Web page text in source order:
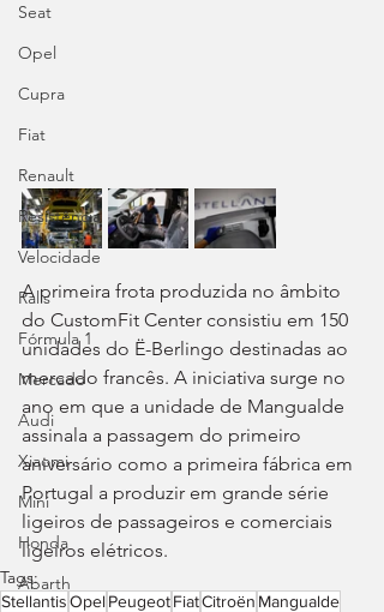
Seat
Opel
Cupra
Fiat
Renault
Resistência
Velocidade
Ralis
Fórmula 1
Mercado
Audi
Xiaomi
Mini
Honda
Abarth
A primeira frota produzida no âmbito
do CustomFit Center consistiu em 150
unidades do Ë-Berlingo destinadas ao
mercado francês. A iniciativa surge no
ano em que a unidade de Mangualde
assinala a passagem do primeiro
aniversário como a primeira fábrica em
Portugal a produzir em grande série
ligeiros de passageiros e comerciais
ligeiros elétricos.
Tags:
StellantisOpel PeugeotFiatCitroën Mangualde